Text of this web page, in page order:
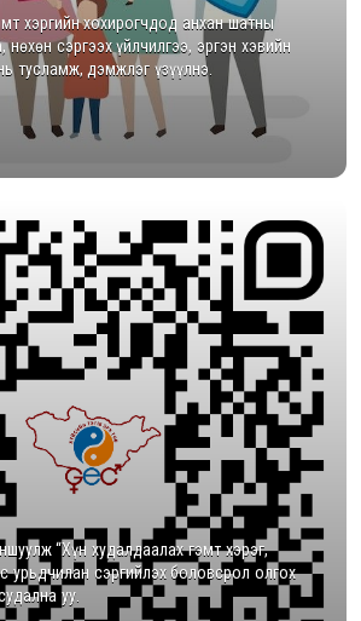
хэргийн хохирогчдод анхан шатны
сэргээх үйлчилгээ, эргэн хэвийн
тусламж, дэмжлэг үзүүлнэ.
“Хүн худалдаалах гэмт хэрэг,
урьдчилан сэргийлэх боловсрол олгох
уу.